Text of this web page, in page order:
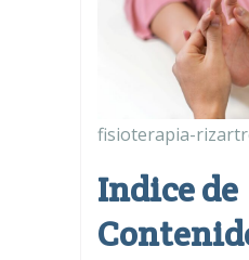
fisioterapia-
Indice de